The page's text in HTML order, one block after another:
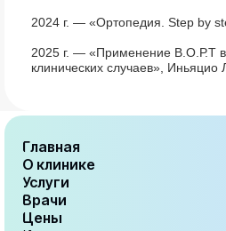
2024 г. — «Ортопедия. Step by
2025 г. — «Применение В.О.Р.Т
клинических случаев», Иньяцио
Главная
О клинике
Услуги
Врачи
Цены